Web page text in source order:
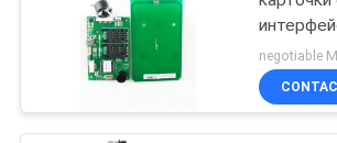
читатель
карточки
negotiable